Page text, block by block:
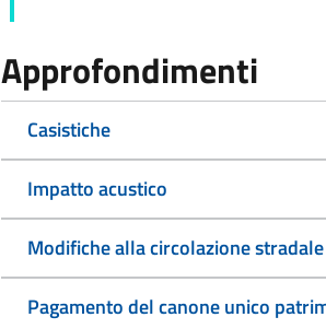
Approfondimenti
Casistiche
Impatto acustico
Modifiche alla circolazione stradale
Pagamento del canone unico